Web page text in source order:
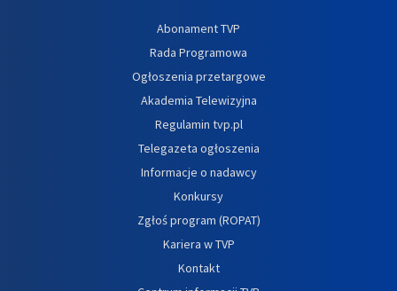
Abonament TVP
Rada Programowa
Ogłoszenia przetargowe
Akademia Telewizyjna
Regulamin tvp.pl
Telegazeta ogłoszenia
Informacje o nadawcy
Konkursy
Zgłoś program (ROPAT)
Kariera w TVP
Kontakt